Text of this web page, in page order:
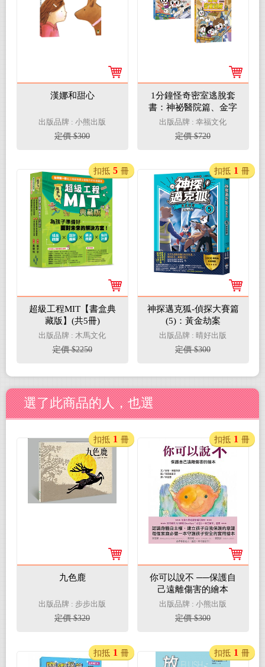
漢娜和甜心
出版品牌 : 小熊出版
定價 $300
1分鐘怪奇密室逃脫套
書：神祕醫院篇、金字
塔詛咒篇(超值加贈好好
玩1分鐘沙漏)
出版品牌 : 幸福文化
定價 $720
超級工程MIT【書盒典
藏版】(共5冊)
出版品牌 : 木馬文化
定價 $2250
扣抵 5 冊
神探邁克狐-偵探大賽篇
(5)：黃金劫案
出版品牌 : 晴好出版
定價 $300
扣抵 1 冊
選了此商品的人，也選
九色鹿
出版品牌 : 步步出版
定價 $320
扣抵 1 冊
你可以說不 ──保護自
己遠離傷害的繪本
出版品牌 : 小熊出版
定價 $300
扣抵 1 冊
扣抵 1 冊 扣抵 1 冊